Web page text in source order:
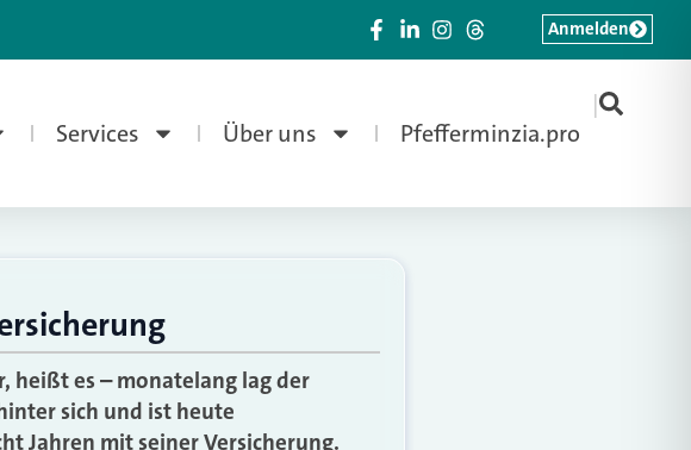
Services Über uns Pfefferminzia.pro
|
Anmelden
heißt es – monatelang lag der
sich und ist heute
Jahren mit seiner Versicherung.